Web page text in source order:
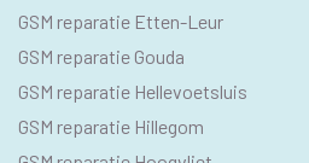
GSM reparatie Etten-Leur
GSM reparatie Gouda
GSM reparatie Hellevoetsluis
GSM reparatie Hillegom